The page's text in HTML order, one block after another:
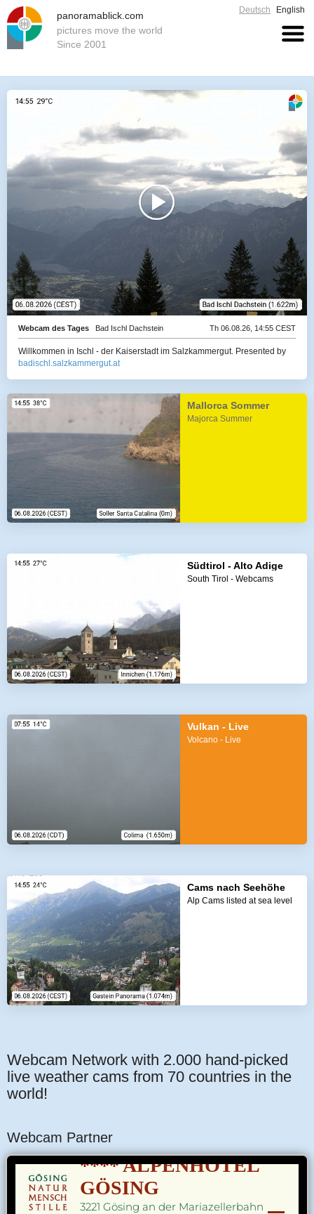
panoramablick.com
pictures move the world
Since 2001
Deutsch English
Webcam des Tages Bad Ischl Dachstein Th 06.08.26, 14:55 CEST
Willkommen in Ischl - der Kaiserstadt im Salzkammergut. Presented by
badischl.salzkammergut.at
Mallorca Sommer
Majorca Summer
Südtirol - Alto Adige
South Tirol - Webcams
Vulkan - Live
Volcano - Live
Cams nach Seehöhe
Alp Cams listed at sea level
Webcam Network with 2.000 hand-picked
live weather cams from 70 countries in the
world!
Webcam Partner